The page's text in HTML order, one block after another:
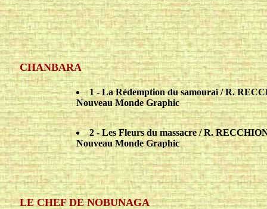
CHANBARA
1 - La Rédemption du samouraï / R.
Nouveau Monde Graphic
2 - Les Fleurs du massacre / R.
Nouveau Monde Graphic
LE CHEF DE NOBUNAGA